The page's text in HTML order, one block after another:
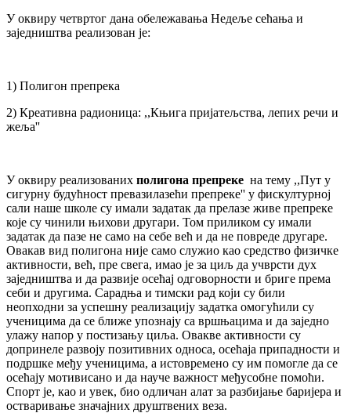
У оквиру четвртог дана обележавања Недеље сећања и
заједништва реализован је:
1) Полигон препрека
2) Креативна радионица: ,,Књига пријатељства, лепих речи и
жеља''
У оквиру реализованих полигона препреке на тему ,,Пут у
сигурну будућност превазилазећи препреке'' у фискултурној
сали наше школе су имали задатак да прелазе живе препреке
које су чинили њихови другари. Том приликом су имали
задатак да пазе не само на себе већ и да не повреде другаре.
Овакав вид полигона није само служио као средство физичке
активности, већ, пре свега, имао је за циљ да учврсти дух
заједништва и да развије осећај одговорности и бриге према
себи и другима. Сарадња и тимски рад који су били
неопходни за успешну реализацију задатка омогућили су
ученицима да се ближе упознају са вршњацима и да заједно
улажу напор у постизању циља. Овакве активности су
допринеле развоју позитивних односа, осећаја припадности и
подршке међу ученицима, а истовремено су им помогле да се
осећају мотивисано и да науче важност међусобне помоћи.
Спорт је, као и увек, био одличан алат за разбијање баријера и
остваривање значајних друштвених веза.